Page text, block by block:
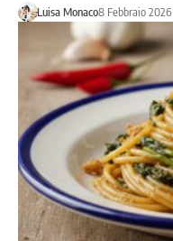
Luisa Monaco8 Febbraio 2026